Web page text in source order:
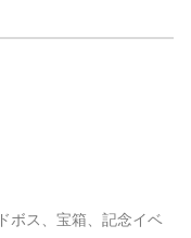
ボス、宝箱、記念イベ